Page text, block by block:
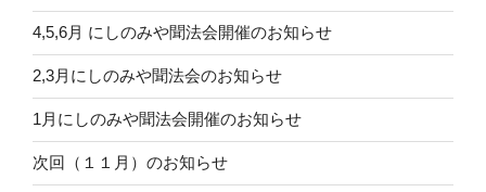
4,5,6月 にしのみや聞法会開催のお知らせ
2,3月にしのみや聞法会のお知らせ
1月にしのみや聞法会開催のお知らせ
次回（１１月）のお知らせ